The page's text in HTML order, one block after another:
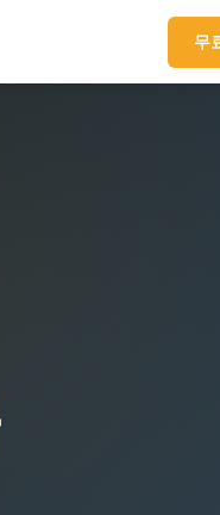
무